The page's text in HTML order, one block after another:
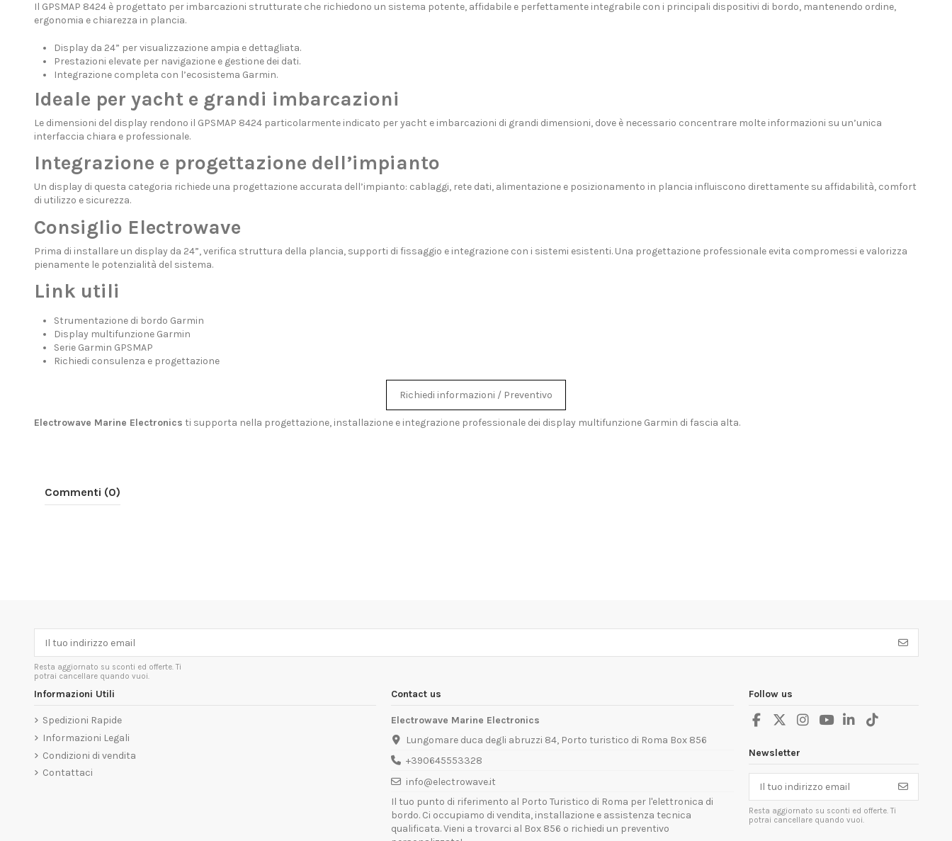
Il GPSMAP 8424 è progettato per imbarcazioni strutturate che richiedono un sistema potente, affidabile e perfettamente integrabile con i principali dispositivi di bordo, mantenendo ordine,
ergonomia e chiarezza in plancia.
Display da 24” per visualizzazione ampia e dettagliata.
Prestazioni elevate per navigazione e gestione dei dati.
Integrazione completa con l’ecosistema Garmin.
Ideale per yacht e grandi imbarcazioni
Le dimensioni del display rendono il GPSMAP 8424 particolarmente indicato per yacht e imbarcazioni di grandi dimensioni, dove è necessario concentrare molte informazioni su un’unica
interfaccia chiara e professionale.
Integrazione e progettazione dell’impianto
Un display di questa categoria richiede una progettazione accurata dell’impianto: cablaggi, rete dati, alimentazione e posizionamento in plancia influiscono direttamente su affidabilità, comfort
di utilizzo e sicurezza.
Consiglio Electrowave
Prima di installare un display da 24”, verifica struttura della plancia, supporti di fissaggio e integrazione con i sistemi esistenti. Una progettazione professionale evita compromessi e valorizza
pienamente le potenzialità del sistema.
Link utili
Strumentazione di bordo Garmin
Display multifunzione Garmin
Serie Garmin GPSMAP
Richiedi consulenza e progettazione
Richiedi informazioni / Preventivo
Electrowave Marine Electronics ti supporta nella progettazione, installazione e integrazione professionale dei display multifunzione Garmin di fascia alta.
Commenti (0)
Resta aggiornato su sconti ed offerte. Ti
potrai cancellare quando vuoi.
Informazioni Utili
Spedizioni Rapide
Informazioni Legali
Condizioni di vendita
Contattaci
Contact us
Electrowave Marine Electronics
Lungomare duca degli abruzzi 84, Porto turistico di Roma Box 856
+390645553328
info@electrowave.it
Il tuo punto di riferimento al Porto Turistico di Roma per l'elettronica di
bordo. Ci occupiamo di vendita, installazione e assistenza tecnica
qualificata. Vieni a trovarci al Box 856 o richiedi un preventivo
Follow us
Newsletter
Resta aggiornato su sconti ed offerte. Ti
potrai cancellare quando vuoi.